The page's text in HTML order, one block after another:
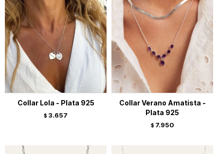
Collar Lola - Plata 925
$ 3.657
Collar Verano Amatista -
Plata 925
$ 7.950